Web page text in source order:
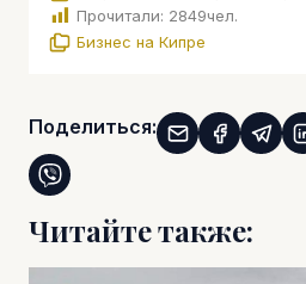
Прочитали: 2849чел.
Бизнес на Кипре
Поделиться:
Читайте также: